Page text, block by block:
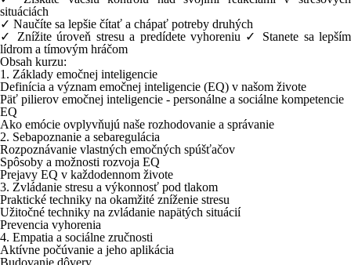
situáciách
✓ Naučíte sa lepšie čítať a chápať potreby druhých
✓ Znížite úroveň stresu a predídete vyhoreniu ✓ Stanete sa lepším
lídrom a tímovým hráčom
Obsah kurzu:
1. Základy emočnej inteligencie
Definícia a význam emočnej inteligencie (EQ) v našom živote
Päť pilierov emočnej inteligencie - personálne a sociálne kompetencie
EQ
Ako emócie ovplyvňujú naše rozhodovanie a správanie
2. Sebapoznanie a sebaregulácia
Rozpoznávanie vlastných emočných spúšťačov
Spôsoby a možnosti rozvoja EQ
Prejavy EQ v každodennom živote
3. Zvládanie stresu a výkonnosť pod tlakom
Praktické techniky na okamžité zníženie stresu
Užitočné techniky na zvládanie napätých situácií
Prevencia vyhorenia
4. Empatia a sociálne zručnosti
Aktívne počúvanie a jeho aplikácia
Budovanie dôvery